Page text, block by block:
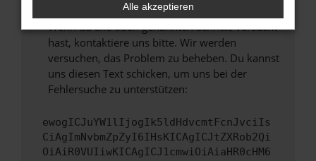
Wende dich an den Webseitenbetreiber.
Wenn du alle oben genannten Schritte versucht
hast, kontaktiere uns bitte. Wir werden
versuchen, das Problem zu beheben. Du kannst
uns diesen Text schicken, um uns bei der
Fehlersuche zu unterstützen:
ewogICJuYW1lIjogIk5ldHdvcmtFcnJvciIs
CiAgImNvbmZpZyI6IHsKICAgICJtZXRob2Qi
OiAiR0VUIiwKICAgICJ1cmwiOiAiaHR0cHM6
Alle akzeptieren